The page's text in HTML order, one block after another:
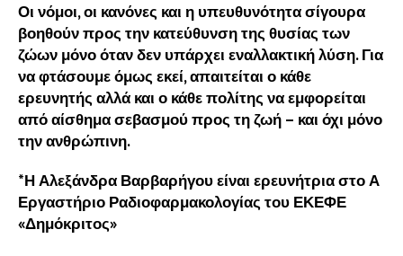
Οι νόμοι, οι κανόνες και η υπευθυνότητα σίγουρα
βοηθούν προς την κατεύθυνση της θυσίας των
ζώων μόνο όταν δεν υπάρχει εναλλακτική λύση. Για
να φτάσουμε όμως εκεί, απαιτείται ο κάθε
ερευνητής αλλά και ο κάθε πολίτης να εμφορείται
από αίσθημα σεβασμού προς τη ζωή – και όχι μόνο
την ανθρώπινη.
*Η Αλεξάνδρα Βαρβαρήγου είναι ερευνήτρια στο Α
Εργαστήριο Ραδιοφαρμακολογίας του ΕΚΕΦΕ
«Δημόκριτος»